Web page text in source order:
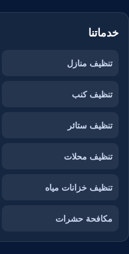
خدماتنا
تنظيف منازل
تنظيف كنب
تنظيف ستائر
تنظيف محلات
تنظيف خزانات مياه
مكافحة حشرات